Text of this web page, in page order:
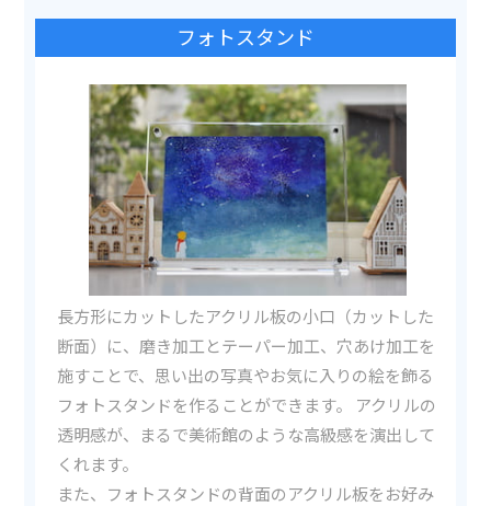
フォトスタンド
長方形にカットしたアクリル板の小口（カットした
断面）に、磨き加工とテーパー加工、穴あけ加工を
施すことで、思い出の写真やお気に入りの絵を飾る
フォトスタンドを作ることができます。 アクリルの
透明感が、まるで美術館のような高級感を演出して
くれます。
また、フォトスタンドの背面のアクリル板をお好み